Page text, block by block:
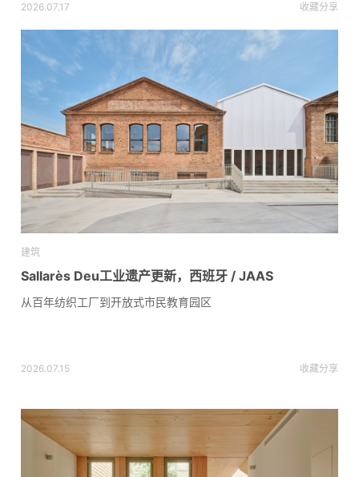
2026.07.17 收藏分享
建筑
Sallarès Deu工业遗产更新，西班牙 / JAAS
从百年纺织工厂到开放式市民教育园区
2026.07.15 收藏分享